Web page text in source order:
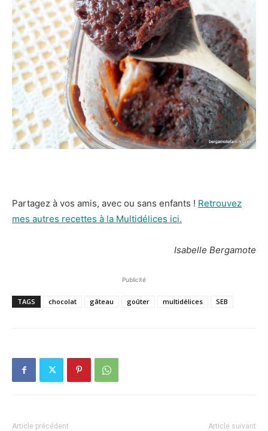
Partagez à vos amis, avec ou sans enfants ! Retrouvez
mes autres recettes à la Multidélices ici.
Isabelle Bergamote
Publicité
TAGS chocolat gâteau goûter multidélices SEB
Article précédent Article suivant